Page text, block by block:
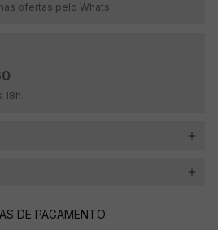
ofertas pelo Whats.
18h.
DE PAGAMENTO